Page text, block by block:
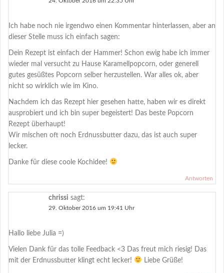
Ich habe noch nie irgendwo einen Kommentar hinterlassen, aber an
dieser Stelle muss ich einfach sagen:
Dein Rezept ist einfach der Hammer! Schon ewig habe ich immer
wieder mal versucht zu Hause Karamellpopcorn, oder generell
gutes gesüßtes Popcorn selber herzustellen. War alles ok, aber
nicht so wirklich wie im Kino.
Nachdem ich das Rezept hier gesehen hatte, haben wir es direkt
ausprobiert und ich bin super begeistert! Das beste Popcorn
Rezept überhaupt!
Wir mischen oft noch Erdnussbutter dazu, das ist auch super
lecker.
Danke für diese coole Kochidee!
Antworten
chrissi sagt:
29. Oktober 2016 um 19:41 Uhr
Hallo liebe Julia =)
Vielen Dank für das tolle Feedback <3 Das freut mich riesig! Das
mit der Erdnussbutter klingt echt lecker!
Liebe Grüße!